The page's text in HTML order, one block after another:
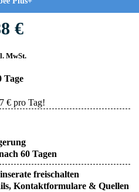
€
MwSt.
Tage
€ pro Tag!
60 Tagen
freischalten
Kontaktformulare & Quellen